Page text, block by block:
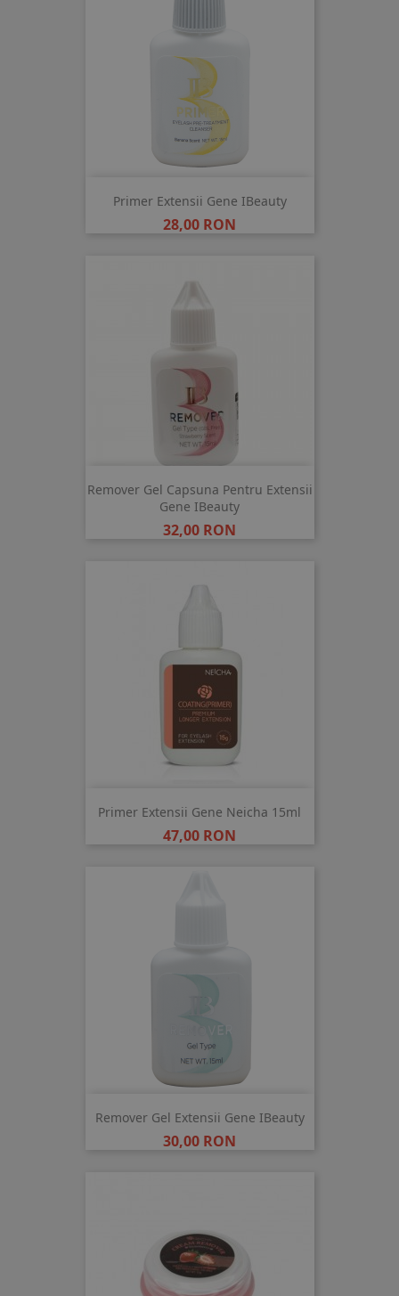
Primer Extensii Gene IBeauty
Pret
28,00 RON
Remover Gel Capsuna Pentru Extensii
Gene IBeauty
Pret
32,00 RON
Primer Extensii Gene Neicha 15ml
Pret
47,00 RON
Remover Gel Extensii Gene IBeauty
Pret
30,00 RON